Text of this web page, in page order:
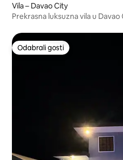
Vila – Davao City
Prekrasna luksuzna vila u Davao
Odabrali gosti
Odabrali gosti